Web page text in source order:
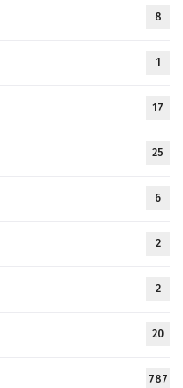
8
1
17
25
6
2
2
20
787